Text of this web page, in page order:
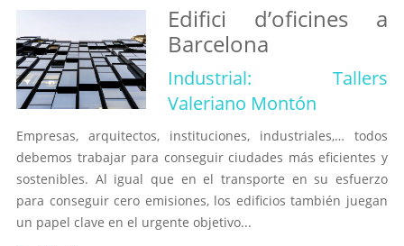
Edifici d’oficines a
Barcelona
Industrial: Tallers
Valeriano Montón
Empresas, arquitectos, instituciones, industriales,… todos
debemos trabajar para conseguir ciudades más eficientes y
sostenibles. Al igual que en el transporte en su esfuerzo
para conseguir cero emisiones, los edificios también juegan
un papel clave en el urgente objetivo...